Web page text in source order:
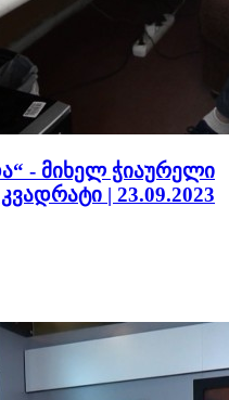
- მიხელ ჭიაურელი
| 23.09.2023